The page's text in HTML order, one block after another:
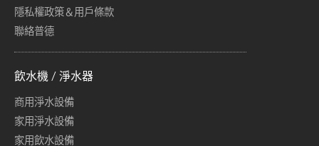
隱私權政策＆用戶條款
聯絡普德
飲水機 / 淨水器
商用淨水設備
家用淨水設備
家用飲水設備